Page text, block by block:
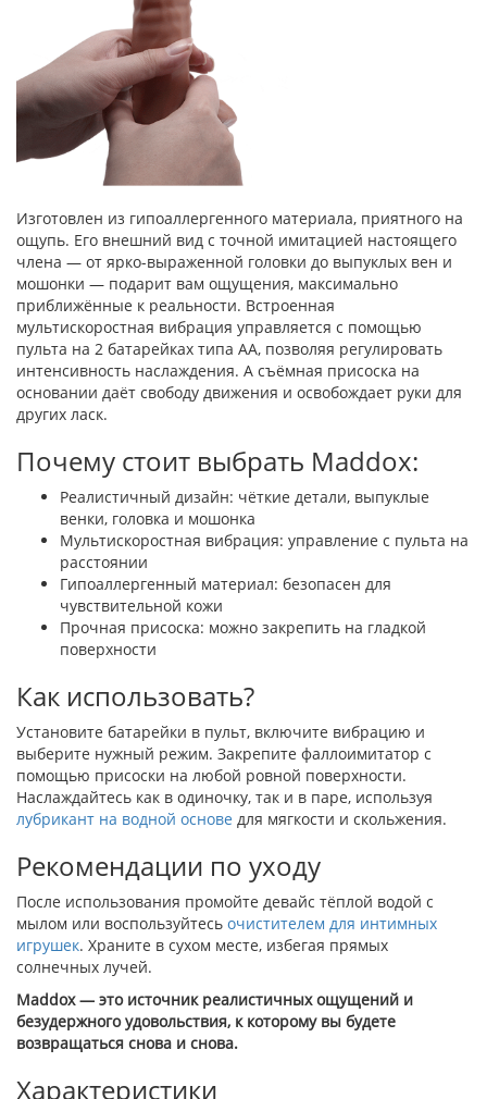
Изготовлен из гипоаллергенного материала, приятного на
ощупь. Его внешний вид с точной имитацией настоящего
члена — от ярко-выраженной головки до выпуклых вен и
мошонки — подарит вам ощущения, максимально
приближённые к реальности. Встроенная
мультискоростная вибрация управляется с помощью
пульта на 2 батарейках типа АА, позволяя регулировать
интенсивность наслаждения. А съёмная присоска на
основании даёт свободу движения и освобождает руки для
других ласк.
Почему стоит выбрать Maddox:
Реалистичный дизайн: чёткие детали, выпуклые
венки, головка и мошонка
Мультискоростная вибрация: управление с пульта на
расстоянии
Гипоаллергенный материал: безопасен для
чувствительной кожи
Прочная присоска: можно закрепить на гладкой
поверхности
Как использовать?
Установите батарейки в пульт, включите вибрацию и
выберите нужный режим. Закрепите фаллоимитатор с
помощью присоски на любой ровной поверхности.
Наслаждайтесь как в одиночку, так и в паре, используя
лубрикант на водной основе для мягкости и скольжения.
Рекомендации по уходу
После использования промойте девайс тёплой водой с
мылом или воспользуйтесь очистителем для интимных
игрушек. Храните в сухом месте, избегая прямых
солнечных лучей.
Maddox — это источник реалистичных ощущений и
безудержного удовольствия, к которому вы будете
возвращаться снова и снова.
Характеристики